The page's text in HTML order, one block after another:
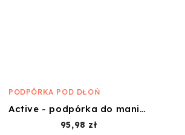
PODPÓRKA POD DŁOŃ
Active - podpórka do maniciure biała
95,98 złCena